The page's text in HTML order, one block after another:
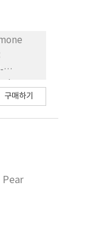
Japan.
In
구매하기
Pear